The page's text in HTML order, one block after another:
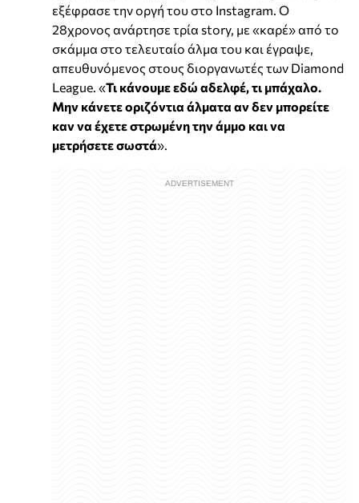
εξέφρασε την οργή του στο Instagram. Ο
28χρονος ανάρτησε τρία story, με «καρέ» από το
σκάμμα στο τελευταίο άλμα του και έγραψε,
απευθυνόμενος στους διοργανωτές των Diamond
League. «Τι κάνουμε εδώ αδελφέ, τι μπάχαλο.
Μην κάνετε οριζόντια άλματα αν δεν μπορείτε
καν να έχετε στρωμένη την άμμο και να
μετρήσετε σωστά».